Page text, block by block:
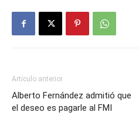
Artículo anterior
Alberto Fernández admitió que
el deseo es pagarle al FMI